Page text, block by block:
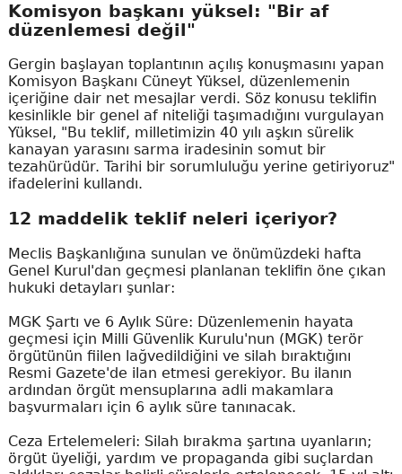
Komisyon başkanı yüksel: "Bir af
düzenlemesi değil"
Gergin başlayan toplantının açılış konuşmasını yapan
Komisyon Başkanı Cüneyt Yüksel, düzenlemenin
içeriğine dair net mesajlar verdi. Söz konusu teklifin
kesinlikle bir genel af niteliği taşımadığını vurgulayan
Yüksel, "Bu teklif, milletimizin 40 yılı aşkın sürelik
kanayan yarasını sarma iradesinin somut bir
tezahürüdür. Tarihi bir sorumluluğu yerine getiriyoruz"
ifadelerini kullandı.
12 maddelik teklif neleri içeriyor?
Meclis Başkanlığına sunulan ve önümüzdeki hafta
Genel Kurul'dan geçmesi planlanan teklifin öne çıkan
hukuki detayları şunlar:
MGK Şartı ve 6 Aylık Süre: Düzenlemenin hayata
geçmesi için Milli Güvenlik Kurulu'nun (MGK) terör
örgütünün fiilen lağvedildiğini ve silah bıraktığını
Resmi Gazete'de ilan etmesi gerekiyor. Bu ilanın
ardından örgüt mensuplarına adli makamlara
başvurmaları için 6 aylık süre tanınacak.
Ceza Ertelemeleri: Silah bırakma şartına uyanların;
örgüt üyeliği, yardım ve propaganda gibi suçlardan